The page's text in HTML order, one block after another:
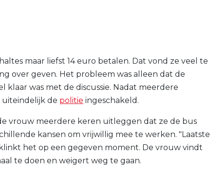
maar liefst 14 euro betalen. Dat vond ze veel te
over geven. Het probleem was alleen dat de
was met de discussie. Nadat meerdere
de politie ingeschakeld.
vrouw meerdere keren uitleggen dat ze de bus
kansen om vrijwillig mee te werken. "Laatste
het op een gegeven moment. De vrouw vindt
te doen en weigert weg te gaan.